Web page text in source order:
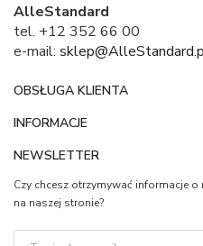
AlleStandard
tel. +12 352 66 00
e-mail:
OBSŁUGA KLIENTA
INFORMACJE
NEWSLETTER
Czy chcesz otrzymywać informacje
na naszej stronie?